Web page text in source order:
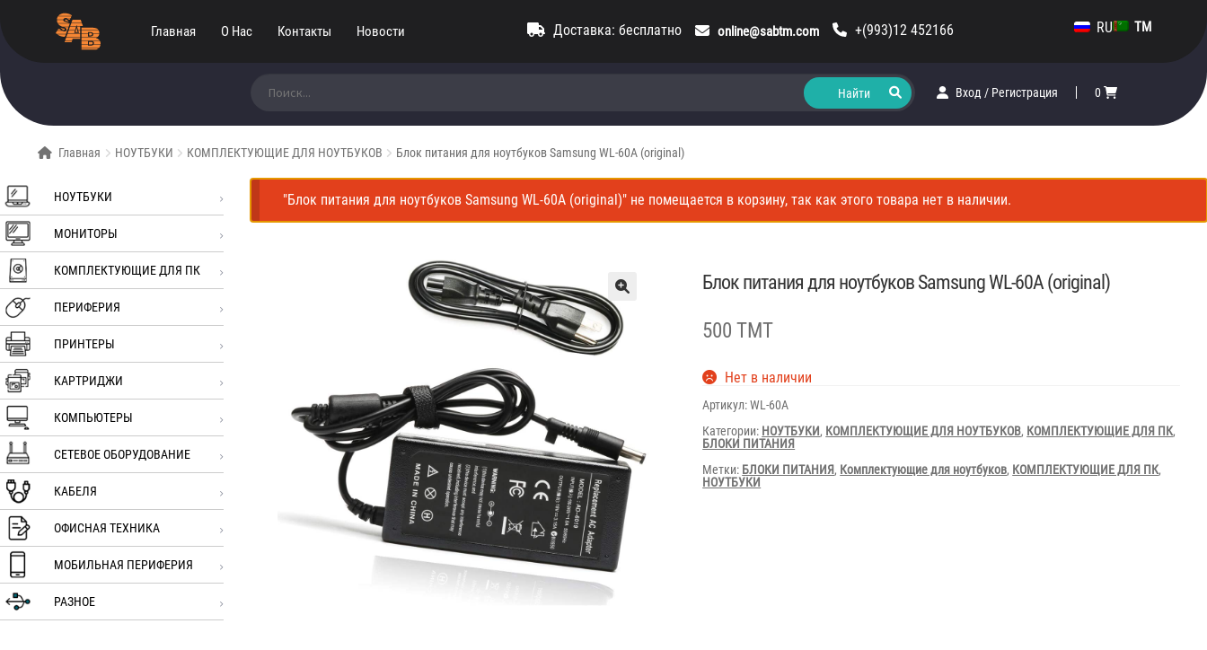
Главная О Нас Контакты Новости Доставка: бесплатно online@sabtm.com +(993)12 452166 RU TM
Вход / Регистрация 0
Главная НОУТБУКИ КОМПЛЕКТУЮЩИЕ ДЛЯ НОУТБУКОВ Блок питания для ноутбуков Samsung WL-60A (original)
НОУТБУКИ
МОНИТОРЫ
КОМПЛЕКТУЮЩИЕ ДЛЯ ПК
ПЕРИФЕРИЯ
ПРИНТЕРЫ
КАРТРИДЖИ
КОМПЬЮТЕРЫ
СЕТЕВОЕ ОБОРУДОВАНИЕ
КАБЕЛЯ
ОФИСНАЯ ТЕХНИКА
МОБИЛЬНАЯ ПЕРИФЕРИЯ
РАЗНОЕ
"Блок питания для ноутбуков Samsung WL-60A (original)" не помещается в корзину, так как этого товара нет в наличии.
Блок питания для ноутбуков Samsung WL-60A (original)
500 TMT
Нет в наличии
Артикул:WL-60A
Категории: НОУТБУКИ, КОМПЛЕКТУЮЩИЕ ДЛЯ НОУТБУКОВ, КОМПЛЕКТУЮЩИЕ ДЛЯ ПК,
БЛОКИ ПИТАНИЯ
Метки: БЛОКИ ПИТАНИЯ, Комплектующие для ноутбуков, КОМПЛЕКТУЮЩИЕ ДЛЯ ПК,
НОУТБУКИ